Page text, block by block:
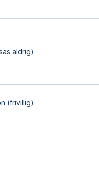
aldrig)
(frivillig)